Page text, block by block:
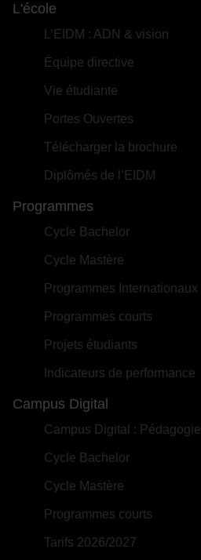
L'école
L’EIDM : ADN & vision
Équipe directive
Vie étudiante
Portes Ouvertes
Télécharger la brochure
Diplômés de l’EIDM
Programmes
Cycle Bachelor
Cycle Mastère
Programmes Internationaux
Programmes courts
Projets étudiants
Indicateurs de performance
Campus Digital
Campus Digital : Pédagogie
Cycle Bachelor
Cycle Mastère
Programmes courts
Tarifs 2026/2027